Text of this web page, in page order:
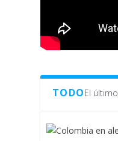
TODOEl último